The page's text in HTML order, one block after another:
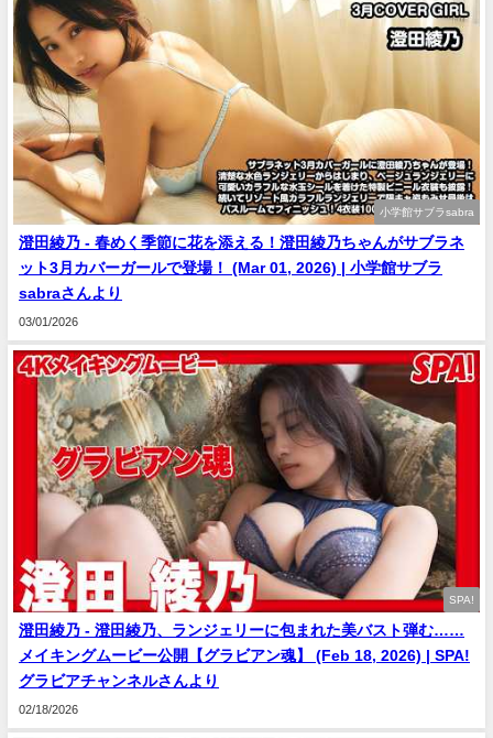
小学館サブラsabra
澄田綾乃 - 春めく季節に花を添える！澄田綾乃ちゃんがサブラネ
ット3月カバーガールで登場！ (Mar 01, 2026) | 小学館サブラ
sabraさんより
03/01/2026
SPA!
澄田綾乃 - 澄田綾乃、ランジェリーに包まれた美バスト弾む……
メイキングムービー公開【グラビアン魂】 (Feb 18, 2026) | SPA!
グラビアチャンネルさんより
02/18/2026